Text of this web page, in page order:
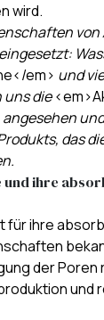
wird.
em> und
uns die
angesehen
das
und ihre
für ihre
der
und